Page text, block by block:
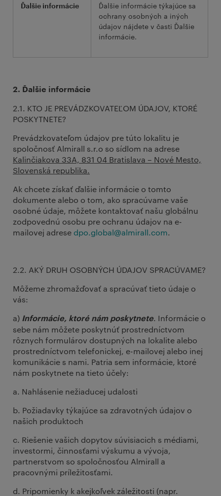
Ďalšie informácie
Ďalšie informácie týkajúce sa
ochrany osobných a iných
údajov nájdete v časti Ďalšie
informácie.
2. Ďalšie informácie
2.1. KTO JE PREVÁDZKOVATEĽOM ÚDAJOV, KTORÉ
POSKYTNETE?
Prevádzkovateľom údajov pre túto lokalitu je
spoločnosť Almirall s.r.o so sídlom na adrese
Kalinčiakova 33A, 831 04 Bratislava – Nové Mesto,
Slovenská republika.
Ak chcete získať ďalšie informácie o tomto
dokumente alebo o tom, ako spracúvame vaše
osobné údaje, môžete kontaktovať našu globálnu
zodpovednú osobu pre ochranu údajov na e-
mailovej adrese dpo.global@almirall.com.
2.2. AKÝ DRUH OSOBNÝCH ÚDAJOV SPRACÚVAME?
Môžeme zhromažďovať a spracúvať tieto údaje o
vás:
a) Informácie, ktoré nám poskytnete. Informácie o
sebe nám môžete poskytnúť prostredníctvom
rôznych formulárov dostupných na lokalite alebo
prostredníctvom telefonickej, e-mailovej alebo inej
komunikácie s nami. Patria sem informácie, ktoré
nám poskytnete na tieto účely:
a. Nahlásenie nežiaducej udalosti
b. Požiadavky týkajúce sa zdravotných údajov o
našich produktoch
c. Riešenie vašich dopytov súvisiacich s médiami,
investormi, činnosťami výskumu a vývoja,
partnerstvom so spoločnosťou Almirall a
pracovnými príležitosťami.
d. Pripomienky k akejkoľvek záležitosti (napr.